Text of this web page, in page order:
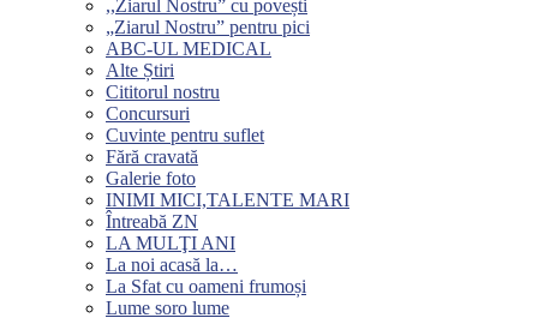
,,Ziarul Nostru” cu povești
„Ziarul Nostru” pentru pici
ABC-UL MEDICAL
Alte Știri
Cititorul nostru
Concursuri
Cuvinte pentru suflet
Fără cravată
Galerie foto
INIMI MICI,TALENTE MARI
Întreabă ZN
LA MULŢI ANI
La noi acasă la…
La Sfat cu oameni frumoși
Lume soro lume